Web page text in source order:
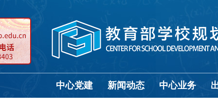
中心党建 新闻动态 中心业务